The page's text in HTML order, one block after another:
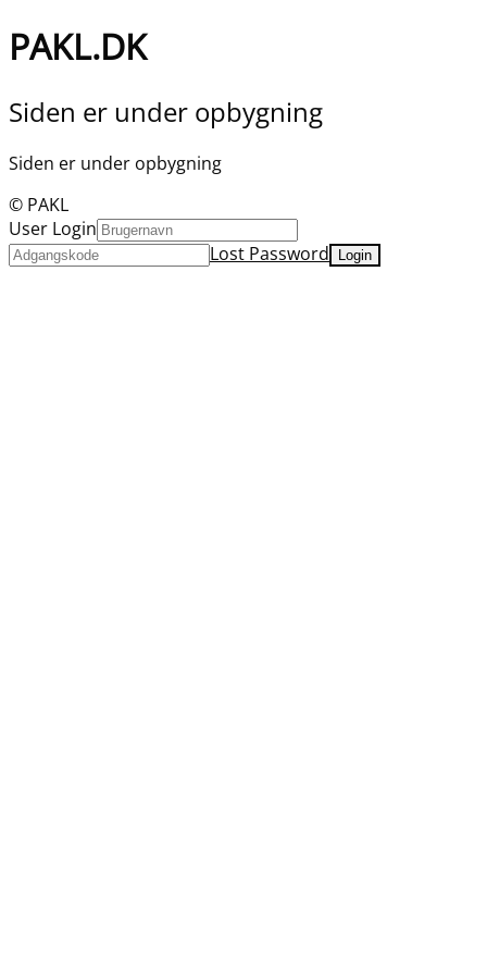
PAKL.DK
Siden er under opbygning
Siden er under opbygning
© PAKL
User Login
Lost Password